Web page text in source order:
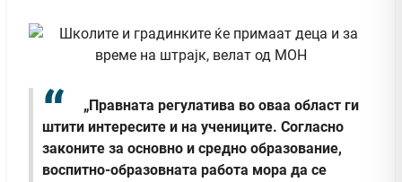
„Правната регулатива во оваа област ги
штити интересите и на учениците. Согласно
законите за основно и средно образование,
воспитно-образовната работа мора да се